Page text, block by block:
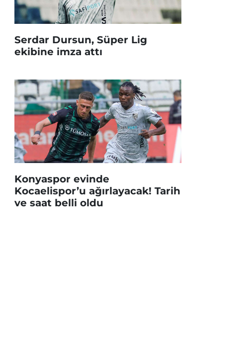
Serdar Dursun, Süper Lig
ekibine imza attı
Konyaspor evinde
Kocaelispor’u ağırlayacak! Tarih
ve saat belli oldu